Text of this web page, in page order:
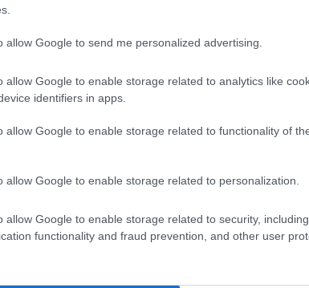
allow Google to send me personalized advertising.
allow Google to enable storage related to analytics like
identifiers in apps.
allow Google to enable storage related to functionality of
allow Google to enable storage related to personalization.
allow Google to enable storage related to security, including
functionality and fraud prevention, and other user
a Fradi nevét is bedobták az NB I
lekapósabb légiósa kapcsán -
lenne meglepő, ha a zöld-fehéreknél is szívesen
a tavasszal remeklő támadót.
az elsők között legyen a Google-